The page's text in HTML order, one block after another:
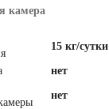
камера
15 кг/сутки
нет
нет